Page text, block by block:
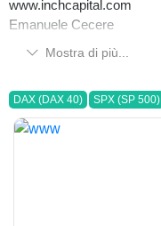
www.inchcapital.com
Emanuele Cecere
Mostra di più...
DAX (DAX 40) SPX (SP 500)